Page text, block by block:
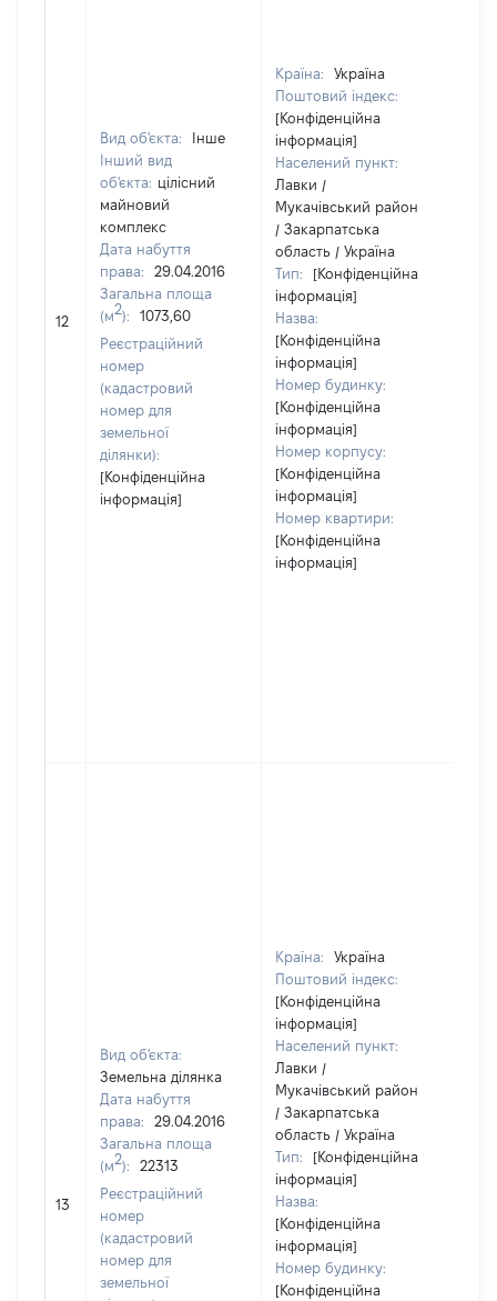
12
Вид об'єкта:
Інше
Інший вид
об'єкта: цілісний
майновий
комплекс
Дата набуття
права:
29.04.2016
Загальна площа
(м2):
1073,60
Реєстраційний
номер
(кадастровий
номер для
земельної
ділянки):
[Конфіденційна
інформація]
Країна:
Україна
Поштовий індекс:
[Конфіденційна
інформація]
Населений пункт:
Лавки /
Мукачівський район
/ Закарпатська
область / Україна
Тип:
[Конфіденційна
інформація]
Назва:
[Конфіденційна
інформація]
Номер будинку:
[Конфіденційна
інформація]
Номер корпусу:
[Конфіденційна
інформація]
Номер квартири:
[Конфіденційна
інформація]
13
Вид об'єкта:
Земельна ділянка
Дата набуття
права:
29.04.2016
Загальна площа
(м2):
22313
Реєстраційний
номер
(кадастровий
номер для
земельної
Країна:
Україна
Поштовий індекс:
[Конфіденційна
інформація]
Населений пункт:
Лавки /
Мукачівський район
/ Закарпатська
область / Україна
Тип:
[Конфіденційна
інформація]
Назва:
[Конфіденційна
інформація]
Номер будинку:
[Конфіденційна